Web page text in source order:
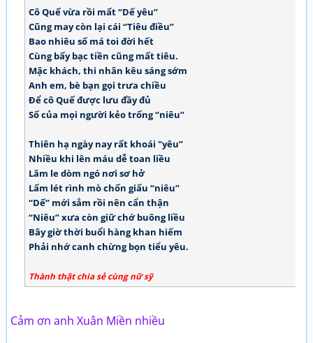
Cô Quế vừa rồi mất “Dế yêu”
Cũng may còn lại cái “Tiêu điều”
Bao nhiêu số má toi đời hết
Cùng bấy bạc tiền cũng mất tiêu.
Mặc khách, thi nhân kêu sáng sớm
Anh em, bè bạn gọi trưa chiều
Để cô Quế được lưu đầy đủ
Số của mọi người kẻo trống “niêu”
Thiên hạ ngày nay rất khoái "yêu”
Nhiều khi lên máu dễ toan liều
Lăm le dòm ngó nơi sơ hở
Lấm lét rình mò chốn giấu “niêu”
“Dế” mới sắm rồi nên cẩn thận
“Niêu” xưa còn giữ chớ buông liều
Bây giờ thời buổi hàng khan hiếm
Phải nhớ canh chừng bọn tiểu yêu.
Thành thật chia sẻ cùng nữ sỹ
Cảm ơn anh Xuân Miền nhiều